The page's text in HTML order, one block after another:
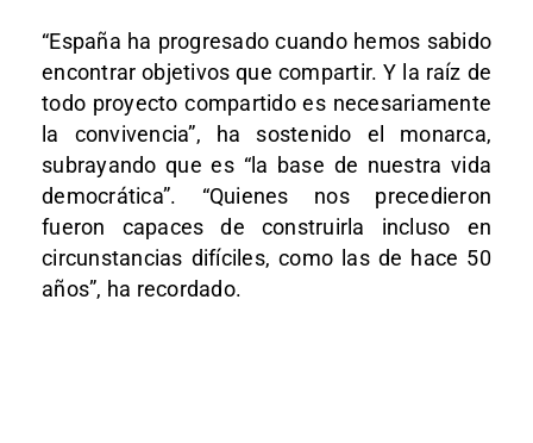
“España ha progresado cuando hemos sabido
encontrar objetivos que compartir. Y la raíz de
todo proyecto compartido es necesariamente
la convivencia”, ha sostenido el monarca,
subrayando que es “la base de nuestra vida
democrática”. “Quienes nos precedieron
fueron capaces de construirla incluso en
circunstancias difíciles, como las de hace 50
años”, ha recordado.